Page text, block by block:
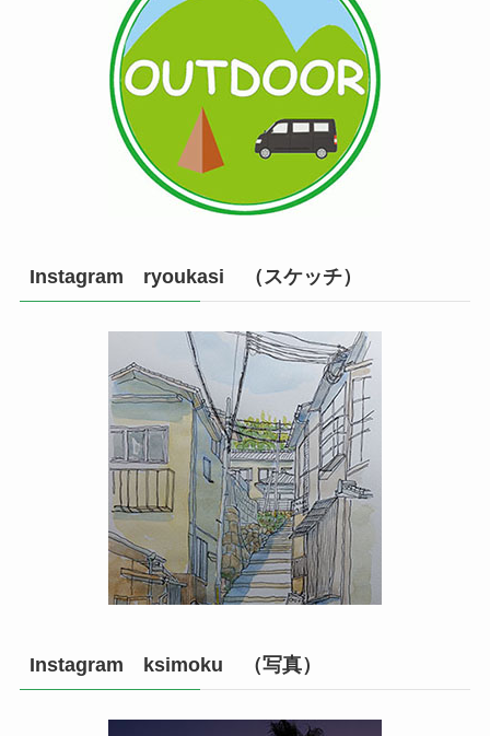
Instagram ryoukasi （スケッチ）
Instagram ksimoku （写真）